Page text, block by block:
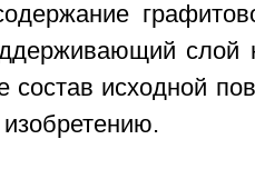
слой
исходной